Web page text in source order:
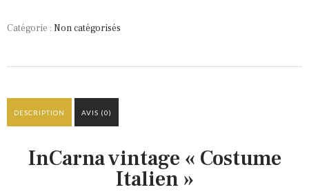
Catégorie : Non catégorisés
DESCRIPTION AVIS (0)
InCarna vintage « Costume
Italien »